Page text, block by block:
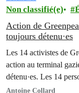
Non classifié(e)
Action de
toujours détenu·es
Les 14 activistes de
action au terminal
détenu·es. Les 14
judiciaire et ont déjà
Antoine Collard